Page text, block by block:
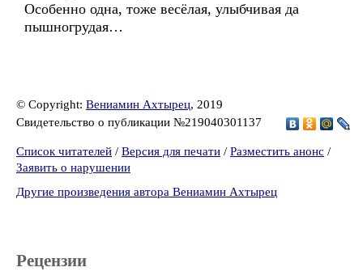
Особенно одна, тоже весёлая, улыбчивая да
пышногрудая…
© Copyright: Вениамин Ахтырец, 2019
Свидетельство о публикации №219040301137
Список читателей / Версия для печати / Разместить анонс /
Заявить о нарушении
Другие произведения автора Вениамин Ахтырец
Рецензии